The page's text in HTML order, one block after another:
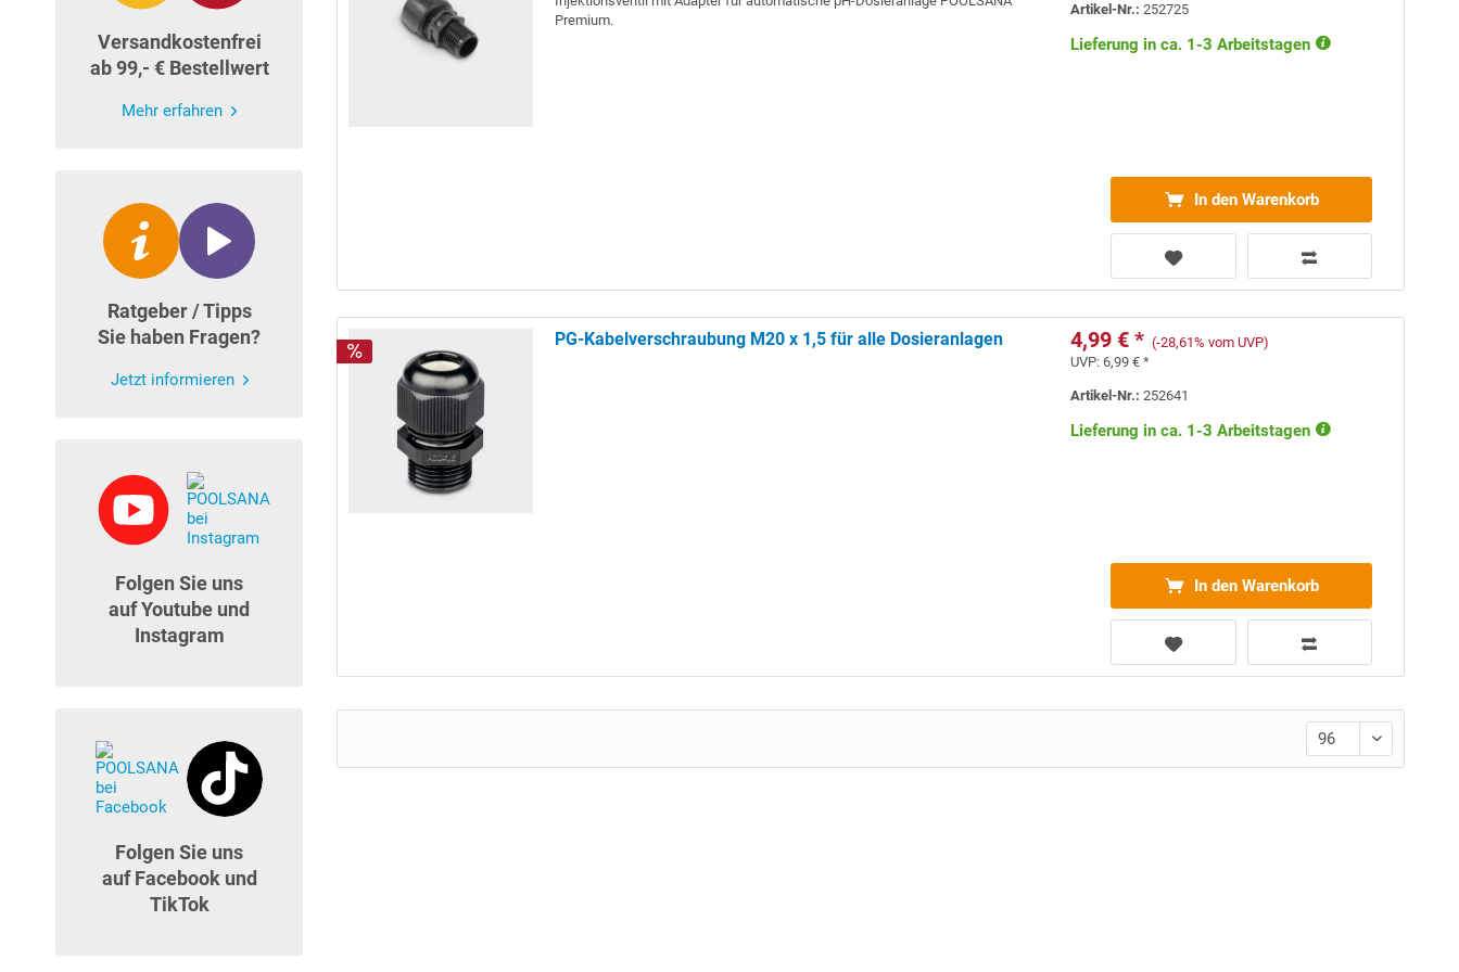
Versandkostenfrei
ab 99,- € Bestellwert
Mehr erfahren
Ratgeber / Tipps
Sie haben Fragen?
Jetzt informieren
Folgen Sie uns
auf Youtube und
Instagram
Folgen Sie uns
auf Facebook und
TikTok
Premium.
Artikel-Nr.:252725
Lieferung in ca. 1-3 Arbeitstagen
In den Warenkorb
PG-Kabelverschraubung M20 x 1,5 für alle Dosieranlagen 4,99 € * (-28,61% vom UVP)
UVP:6,99 € *
Artikel-Nr.:252641
Lieferung in ca. 1-3 Arbeitstagen
In den Warenkorb